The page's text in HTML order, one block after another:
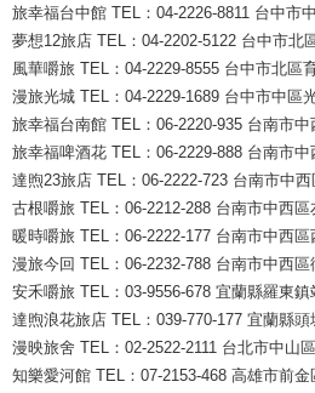
旅幸福台中館 TEL：04-2226-8811 台中市
夢想12旅店 TEL：04-2202-5122 台中市北
風華嚼旅 TEL：04-2229-8555 台中市北區
漫旅光城 TEL：04-2229-1689 台中市中區
旅幸福台南館 TEL：06-2220-935 台南市
旅幸福啤酒花 TEL：06-2229-888 台南市
達煦23旅店 TEL：06-2222-723 台南市中
古根嚼旅 TEL：06-2212-288 台南市中西區
暖時嚼旅 TEL：06-2222-177 台南市中西
漫旅今回 TEL：06-2232-788 台南市中西
安禾嚼旅 TEL：03-9556-678 宜蘭縣羅東
達煦浪花旅店 TEL：039-770-177 宜蘭縣
漫映旅舍 TEL：02-2522-2111 台北市中山
知樂愛河館 TEL：07-2153-468 高雄市前